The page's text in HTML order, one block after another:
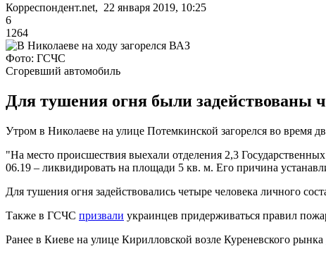
Корреспондент.net, 22 января 2019, 10:25
6
1264
Фото: ГСЧС
Сгоревший автомобиль
Для тушения огня были задействованы
Утром в Николаеве на улице Потемкинской загорелся во время
"На место происшествия выехали отделения 2,3
06.19 – ликвидировать на площади 5 кв. м. Его причина
Для тушения огня задействовались четыре человека личного
Также в ГСЧС призвали украинцев придерживаться правил
Ранее в Киеве на улице Кирилловской возле Куреневского рынка